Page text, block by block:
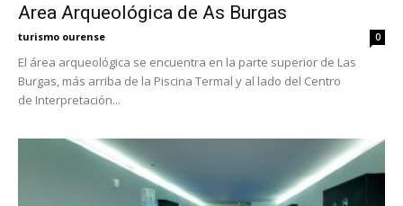
Area Arqueológica de As Burgas
turismo ourense 0
El área arqueológica se encuentra en la parte superior de Las
Burgas, más arriba de la Piscina Termal y al lado del Centro
de Interpretación...